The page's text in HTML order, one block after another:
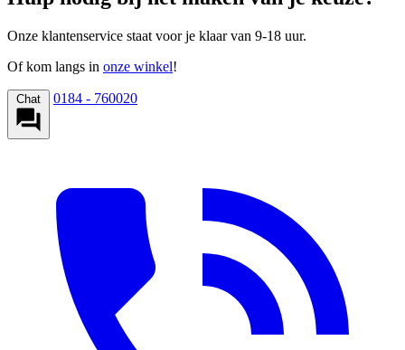
Onze klantenservice staat voor je klaar van 9-18 uur.
Of kom langs in onze winkel!
Chat 0184 - 760020